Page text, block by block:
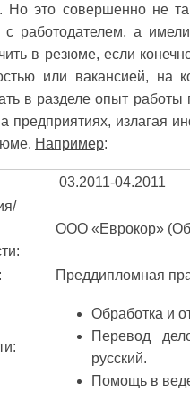
Но это совершенно не
с работодателем, а
в резюме, если
или вакансией, на
в разделе опыт
предприятиях, излагая
Например:
03.2011-04.2011
ООО «Еврокор»
Преддипломная
Обработка и
Перевод
русский.
Помощь в